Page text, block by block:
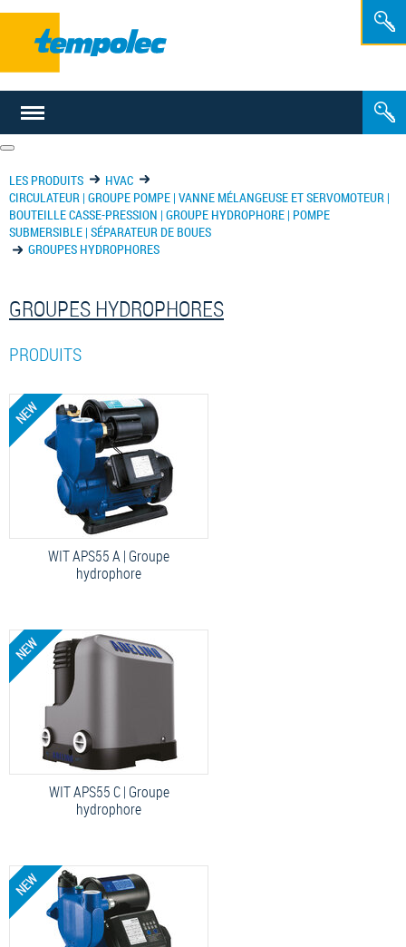
FR
NL
LES PRODUITS
HVAC
CIRCULATEUR | GROUPE POMPE | VANNE MÉLANGEUSE ET SERVOMOTEUR |
BOUTEILLE CASSE-PRESSION | GROUPE HYDROPHORE | POMPE
SUBMERSIBLE | SÉPARATEUR DE BOUES
GROUPES HYDROPHORES
GROUPES HYDROPHORES
PRODUITS
WIT APS55 A | Groupe
hydrophore
WIT APS55 C | Groupe
hydrophore